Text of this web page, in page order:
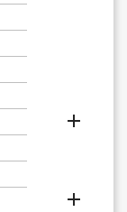

